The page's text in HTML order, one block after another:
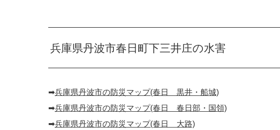
兵庫県丹波市春日町下三井庄の水害
➡︎兵庫県丹波市の防災マップ(春日 黒井・船城)
➡︎兵庫県丹波市の防災マップ(春日 春日部・国領)
➡︎兵庫県丹波市の防災マップ(春日 大路)